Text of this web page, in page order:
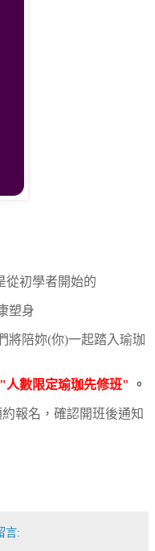
從初學者開始的
塑身
將陪妳(你)一起踏入瑜珈
"人數限定瑜珈先修班" 。
報名，確認開班後通知
言: